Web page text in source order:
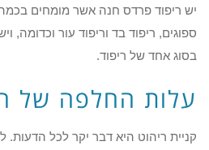
יש ריפוד פרדס חנה אשר מומחים בכמה
ספוגים, ריפוד בד וריפוד עור
בסוג אחד של ריפוד.
עלות החלפה של
קניית ריהוט היא דבר יקר לכל הדעות.